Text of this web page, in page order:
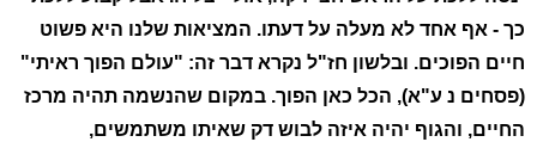
כך - אף אחד לא מעלה על דעתו. המציאות שלנו היא פשוט
חיים הפוכים. ובלשון חז"ל נקרא דבר זה: "עולם הפוך ראיתי"
(פסחים נ ע"א), הכל כאן הפוך. במקום שהנשמה תהיה מרכז
החיים, והגוף יהיה איזה לבוש דק שאיתו משתמשים,